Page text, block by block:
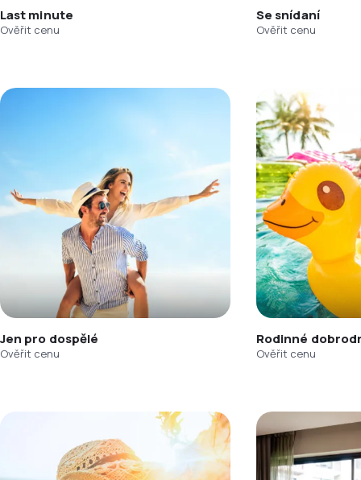
Last minute
Ověřit cenu
Se snídaní
Ověřit cenu
Jen pro dospělé
Ověřit cenu
Rodinné
Ověřit cenu